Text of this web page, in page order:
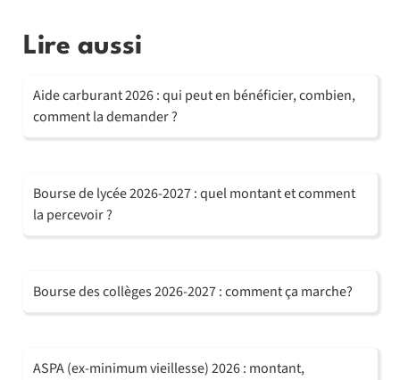
Lire aussi
Aide carburant 2026 : qui peut en bénéficier, combien,
comment la demander ?
Bourse de lycée 2026-2027 : quel montant et comment
la percevoir ?
Bourse des collèges 2026-2027 : comment ça marche?
ASPA (ex-minimum vieillesse) 2026 : montant,